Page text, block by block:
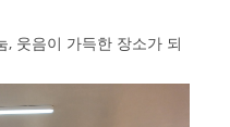
, 웃음이 가득한 장소가 되